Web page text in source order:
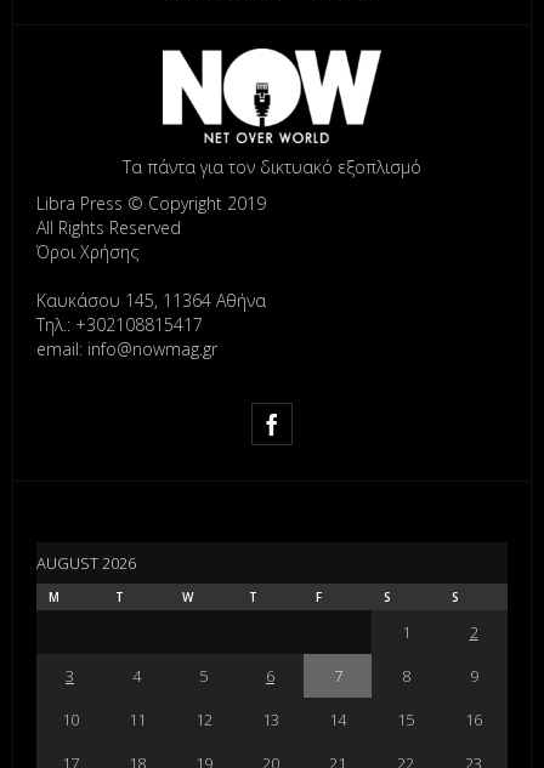
Τα πάντα για τον δικτυακό εξοπλισμό
Libra Press © Copyright 2019
All Rights Reserved
Όροι Χρήσης
Καυκάσου 145, 11364 Αθήνα
Τηλ.: +302108815417
email: info@nowmag.gr
AUGUST 2026
M T W T F S S
1
2
3
4 5 6 7 8
9
10
11 12 13 14 15
16